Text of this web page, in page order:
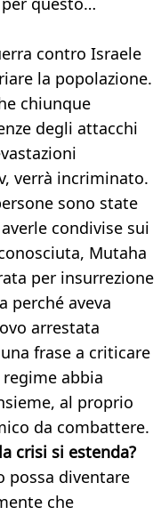
contro Israele
la popolazione.
chiunque
degli attacchi
verrà incriminato.
sono state
condivise sui
Mutaha
per insurrezione
perché aveva
arrestata
frase a criticare
abbia
al proprio
da combattere.
crisi si estenda?
possa diventare
che